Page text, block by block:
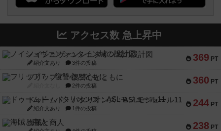
アクセス数 急上昇中
369 PT
ノイシュヴァンシュタイン城の設計図
紹介文あり 3件の投稿
360 PT
フリップ７：復讐心とともに
2件の投稿
244 PT
ドゥームド・バタリオンズ：ASLモジュール11
紹介文あり 1件の投稿
238 PT
海賊と商人